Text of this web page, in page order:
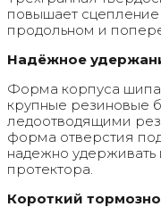
повышает сцепление
продольном и
Надёжное
Форма корпуса
крупные резиновые
ледоотводящими
форма отверстия
надежно
протектора.
Короткий